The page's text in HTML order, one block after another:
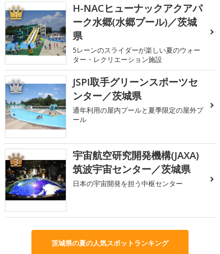
1
H-NACヒューナックアクアパ
ーク水郷(水郷プール)／茨城
県
5レーンのスライダーが楽しい夏のウォー
ター・レクリエーション施設
2
JSPI取手グリーンスポーツセ
ンター／茨城県
通年利用の屋内プールと夏季限定の屋外プ
ール
3
宇宙航空研究開発機構(JAXA)
筑波宇宙センター／茨城県
日本の宇宙開発を担う中枢センター
茨城県の夏の人気スポットランキング